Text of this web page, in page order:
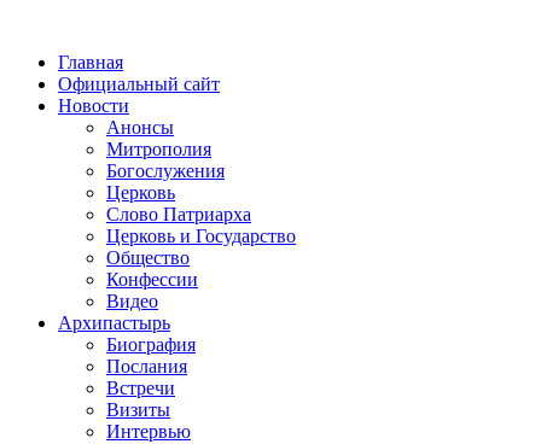
Главная
Официальный сайт
Новости
Анонсы
Митрополия
Богослужения
Церковь
Слово Патриарха
Церковь и Государство
Общество
Конфессии
Видео
Архипастырь
Биография
Послания
Встречи
Визиты
Интервью